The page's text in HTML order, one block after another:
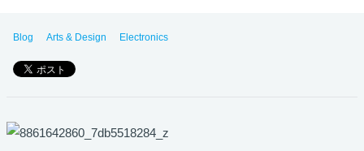
Blog Arts & Design Electronics